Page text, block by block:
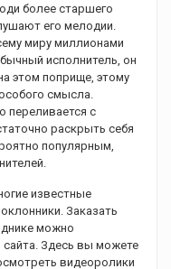
более старшего
его мелодии.
миру миллионами
исполнитель, он
этом поприще, этому
смысла.
переливается с
раскрыть себя
популярным,
известные
Заказать
можно
Здесь вы можете
видеоролики